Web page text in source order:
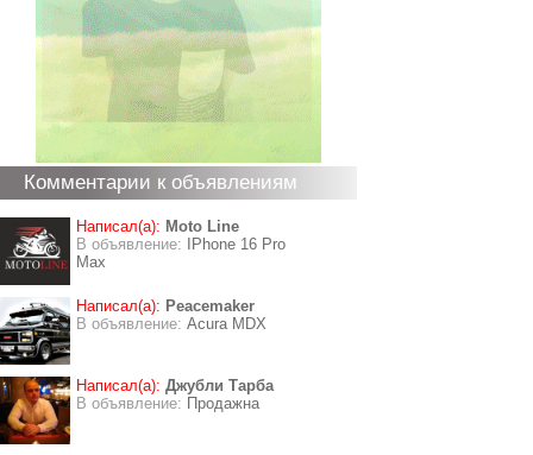
Комментарии к объявлениям
Написал(а): Moto Line
В объявление:
IPhone 16 Pro
Max
Написал(а): Peacemaker
В объявление: Acura MDX
Написал(а): Джубли Тарба
В объявление: Продажна